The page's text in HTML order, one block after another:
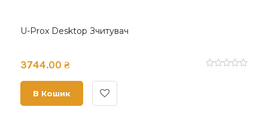
U-Prox Desktop Зчитувач
3744.00 ₴
В Кошик